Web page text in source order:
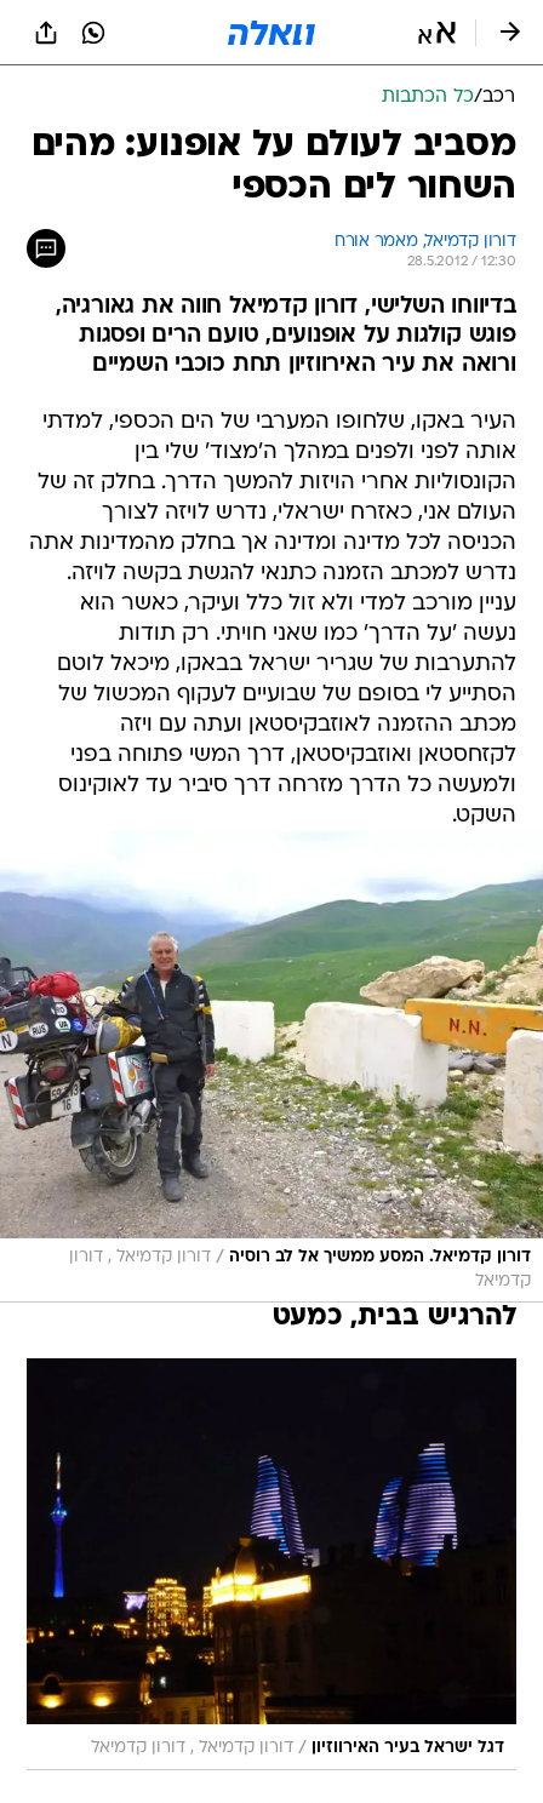
רכב/כל הכתבות
מסביב לעולם על אופנוע: מהים
השחור לים הכספי
דורון קדמיאל, מאמר אורח
28.5.2012 / 12:30
בדיווחו השלישי, דורון קדמיאל חווה את גאורגיה,
פוגש קולגות על אופנועים, טועם הרים ופסגות
ורואה את עיר האירווזיון תחת כוכבי השמיים
העיר באקו, שלחופו המערבי של הים הכספי, למדתי
אותה לפני ולפנים במהלך ה'מצוד' שלי בין
הקונסוליות אחרי הויזות להמשך הדרך. בחלק זה של
העולם אני, כאזרח ישראלי, נדרש לויזה לצורך
הכניסה לכל מדינה ומדינה אך בחלק מהמדינות אתה
נדרש למכתב הזמנה כתנאי להגשת בקשה לויזה.
עניין מורכב למדי ולא זול כלל ועיקר, כאשר הוא
נעשה 'על הדרך' כמו שאני חויתי. רק תודות
להתערבות של שגריר ישראל בבאקו, מיכאל לוטם
הסתייע לי בסופם של שבועיים לעקוף המכשול של
מכתב ההזמנה לאוזבקיסטאן ועתה עם ויזה
לקזחסטאן ואוזבקיסטאן, דרך המשי פתוחה בפני
ולמעשה כל הדרך מזרחה דרך סיביר עד לאוקינוס
השקט.
דורון קדמיאל. המסע ממשיך אל לב רוסיה / דורון קדמיאל , דורון
קדמיאל
להרגיש בבית, כמעט
דגל ישראל בעיר האירווזיון / דורון קדמיאל , דורון קדמיאל